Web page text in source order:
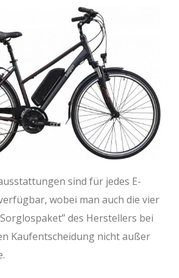
sind für jedes E-
wobei man auch die vier
des Herstellers bei
Kaufentscheidung nicht außer